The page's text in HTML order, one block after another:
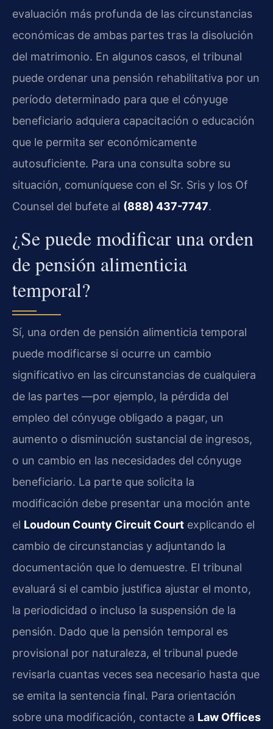
evaluación más profunda de las circunstancias
económicas de ambas partes tras la disolución
del matrimonio. En algunos casos, el tribunal
puede ordenar una pensión rehabilitativa por un
período determinado para que el cónyuge
beneficiario adquiera capacitación o educación
que le permita ser económicamente
autosuficiente. Para una consulta sobre su
situación, comuníquese con el Sr. Sris y los Of
Counsel del bufete al (888) 437-7747.
¿Se puede modificar una orden
de pensión alimenticia
temporal?
Sí, una orden de pensión alimenticia temporal
puede modificarse si ocurre un cambio
significativo en las circunstancias de cualquiera
de las partes —por ejemplo, la pérdida del
empleo del cónyuge obligado a pagar, un
aumento o disminución sustancial de ingresos,
o un cambio en las necesidades del cónyuge
beneficiario. La parte que solicita la
modificación debe presentar una moción ante
el Loudoun County Circuit Court explicando el
cambio de circunstancias y adjuntando la
documentación que lo demuestre. El tribunal
evaluará si el cambio justifica ajustar el monto,
la periodicidad o incluso la suspensión de la
pensión. Dado que la pensión temporal es
provisional por naturaleza, el tribunal puede
revisarla cuantas veces sea necesario hasta que
se emita la sentencia final. Para orientación
sobre una modificación, contacte a Law Offices